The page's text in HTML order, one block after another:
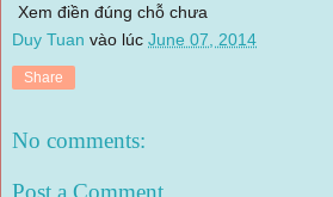
Xem điền đúng chỗ chưa
Duy Tuan vào lúc June 07, 2014
Share
No comments:
Post a Comment